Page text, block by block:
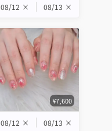
08/12 × 08/13 ×
¥7,600
08/12 × 08/13 ×